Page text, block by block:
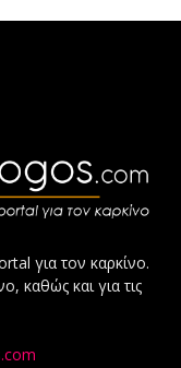
για τον καρκίνο.
καθώς και για τις